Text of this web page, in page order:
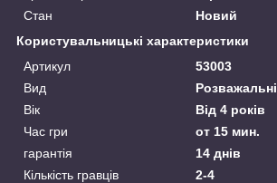
Стан
Новий
Користувальницькі характеристики
Артикул
53003
Вид
Розважальні
Вік
Від 4 років
Час гри
от 15 мин.
гарантія
14 днів
Кількість гравців
2-4